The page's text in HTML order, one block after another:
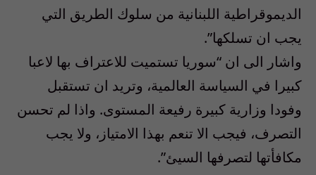
الديموقراطية اللبنانية من سلوك الطريق التي
يجب ان تسلكها”.
واشار الى ان “سوريا تستميت للاعتراف بها لاعبا
كبيرا في السياسة العالمية، وتريد ان تستقبل
وفودا وزارية كبيرة رفيعة المستوى. واذا لم تحسن
التصرف، فيجب الا تنعم بهذا الامتياز، ولا يجب
مكافأتها لتصرفها السيئ”.